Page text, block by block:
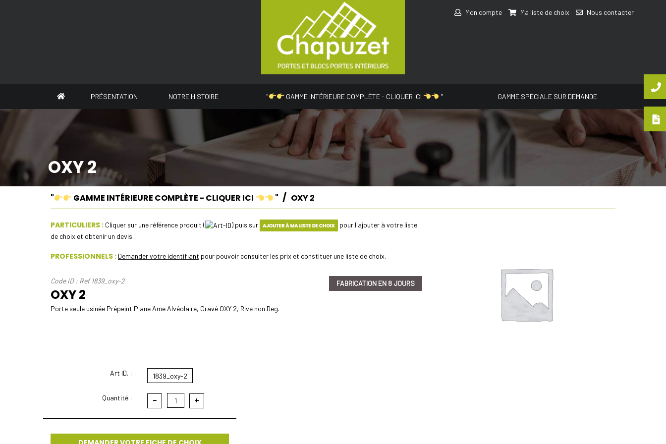
Mon compte Ma liste de choix Nous contacter
PRÉSENTATION NOTRE HISTOIRE " GAMME INTÉRIEURE COMPLÈTE - CLIQUER ICI " GAMME SPÉCIALE SUR DEMANDE
OXY 2
" GAMME INTÉRIEURE COMPLÈTE - CLIQUER ICI " OXY 2
PARTICULIERS : Cliquer sur une référence produit ( ) puis sur
pour l'ajouter à votre liste
de choix et obtenir un devis.
PROFESSIONNELS : Demander votre identifiant pour pouvoir consulter les prix et constituer une liste de choix.
Code ID : Ref 1839_oxy-2
OXY 2
FABRICATION EN 8 JOURS
Porte seule usinée Prépeint Plane Ame Alvéolaire, Gravé OXY 2, Rive non Deg.
Art ID. :
Quantité :
1839_oxy-2
- 1 +